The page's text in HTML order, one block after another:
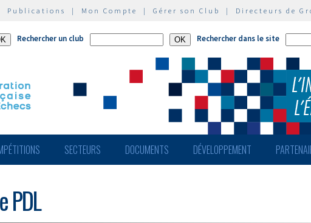
Publications | Mon Compte | Gérer son Club | Directeurs de
Rechercher un club Rechercher dans le site
SECTEURS DOCUMENTS DÉVELOPPEMENT
PDL